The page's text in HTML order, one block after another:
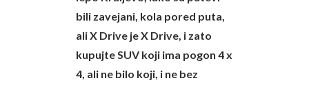
bili zavejani, kola pored puta,
ali X Drive je X Drive, i zato
kupujte SUV koji ima pogon 4 x
4, ali ne bilo koji, i ne bez